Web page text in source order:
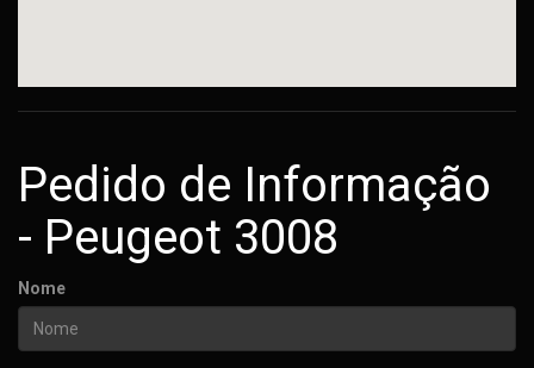
Pedido de Informação
- Peugeot 3008
Nome